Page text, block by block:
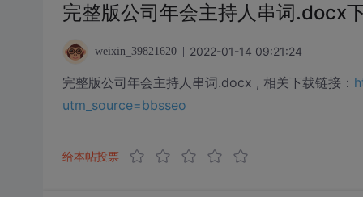
完整版公司年会主持人串词.docx
weixin_39821620 2022-01-14 09:21:24
完整版公司年会主持人串词.docx , 相关下载链接：
utm_source=bbsseo
给本帖投票